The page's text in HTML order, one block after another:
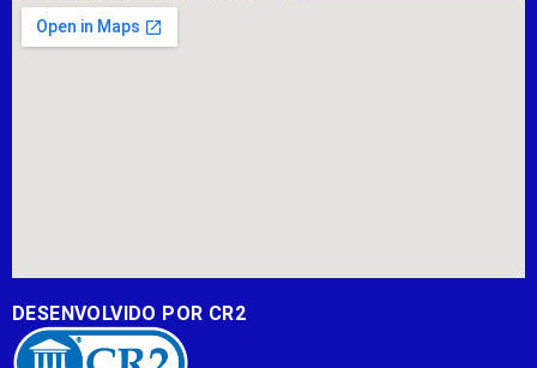
DESENVOLVIDO POR CR2